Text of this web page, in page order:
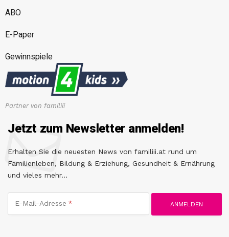
ABO
E-Paper
Gewinnspiele
Partner von familiii
Jetzt zum Newsletter anmelden!
Erhalten Sie die neuesten News von familiii.at rund um
Familienleben, Bildung & Erziehung, Gesundheit & Ernährung
und vieles mehr...
E-Mail-Adresse